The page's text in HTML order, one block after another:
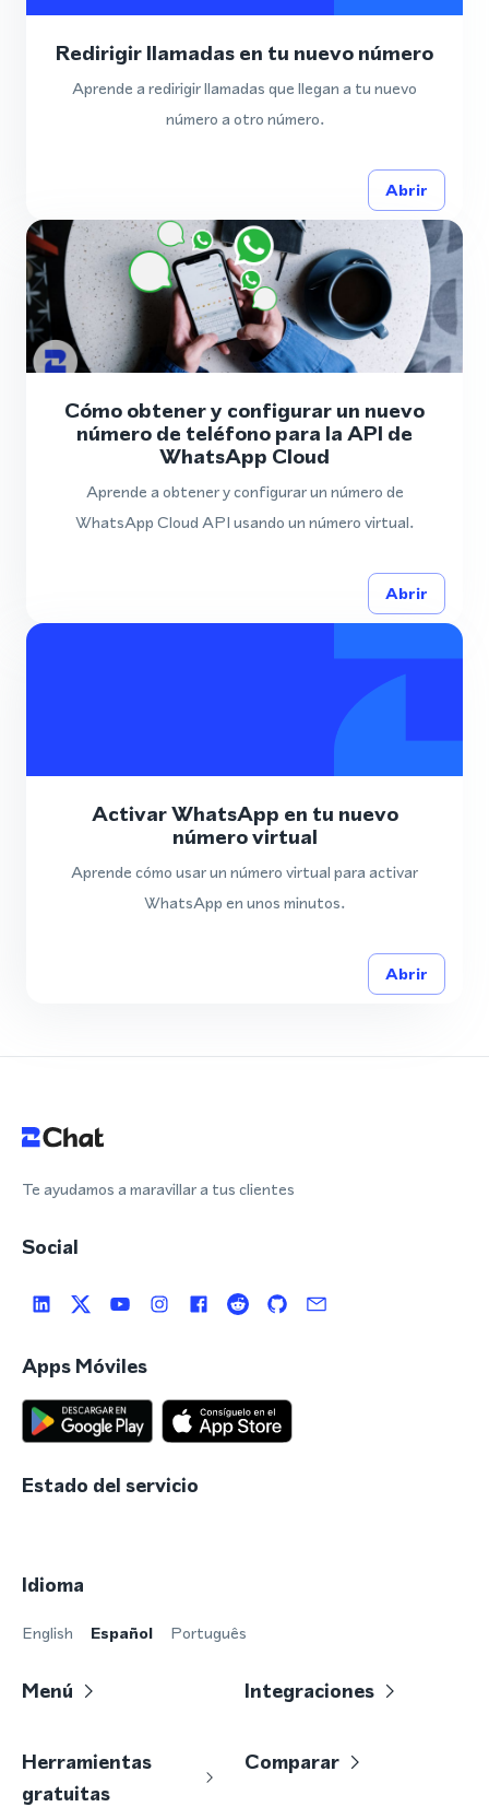
Redirigir llamadas en tu nuevo número
Aprende a redirigir llamadas que llegan a tu nuevo
número a otro número.
Abrir
Cómo obtener y configurar un nuevo
número de teléfono para la API de
WhatsApp Cloud
Aprende a obtener y configurar un número de
WhatsApp Cloud API usando un número virtual.
Abrir
Activar WhatsApp en tu nuevo
número virtual
Aprende cómo usar un número virtual para activar
WhatsApp en unos minutos.
Abrir
Te ayudamos a maravillar a tus clientes
Social
Apps Móviles
Estado del servicio
Idioma
English Español Português
Menú Integraciones
Herramientas
gratuitas
Comparar